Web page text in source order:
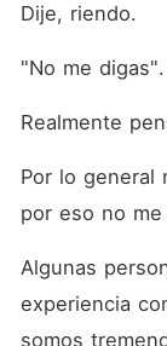
Dije, riendo.
"No me
Realmente
Por lo general
por eso no
Algunas
experiencia
somos